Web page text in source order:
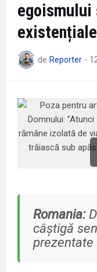
de Reporter -
Romania:
câștigă
prezentate